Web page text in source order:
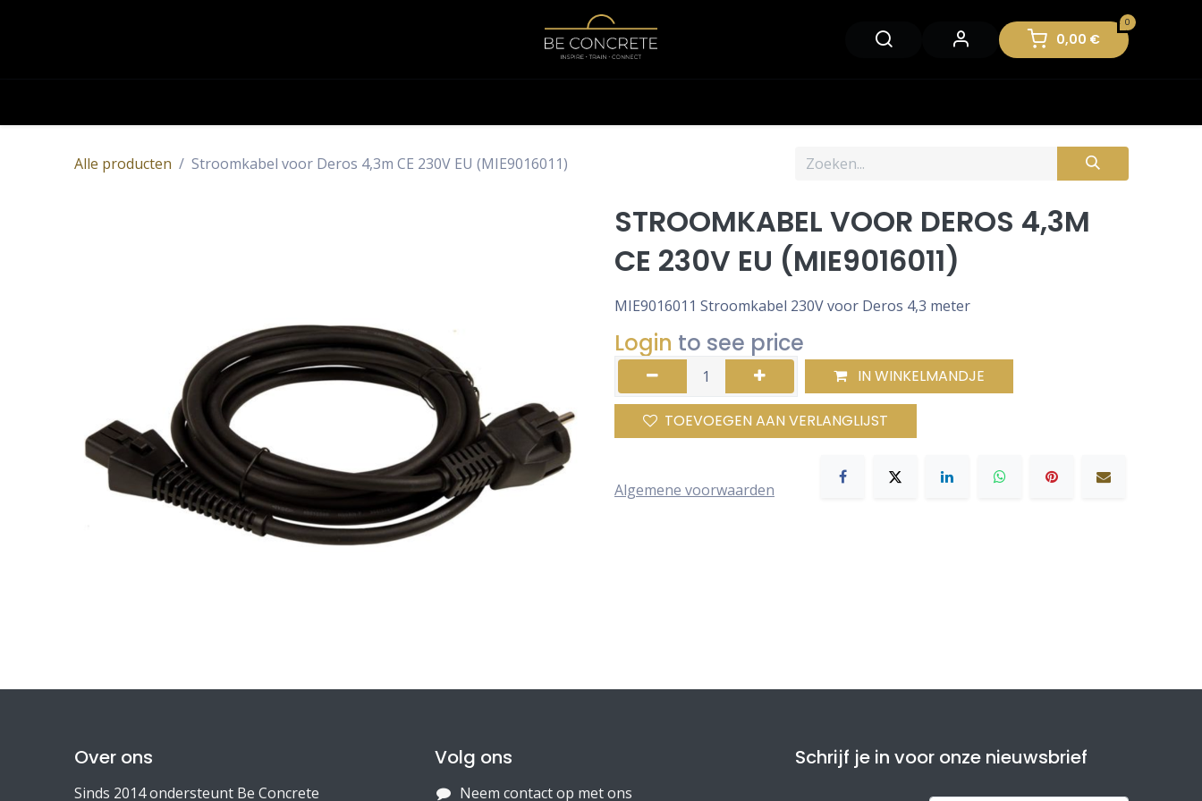
0
0,00 €
Alle producten Stroomkabel voor Deros 4,3m CE 230V EU (MIE9016011)
STROOMKABEL VOOR DEROS 4,3M
CE 230V EU (MIE9016011)
MIE9016011 Stroomkabel 230V voor Deros 4,3 meter
Login to see price
IN WINKELMANDJE
TOEVOEGEN AAN VERLANGLIJST
Algemene voorwaarden
Over ons
Sinds 2014 ondersteunt Be Concrete
Volg ons
Neem contact op met ons
Schrijf je in voor onze nieuwsbrief